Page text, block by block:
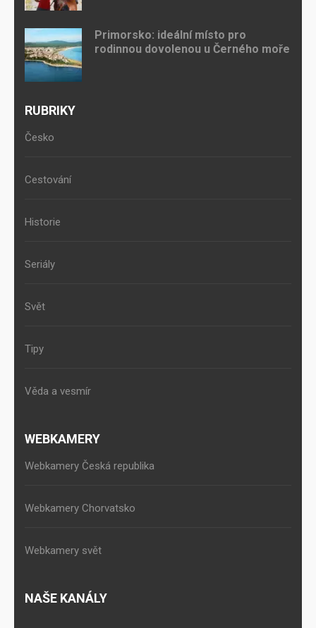
Primorsko: ideální místo pro
rodinnou dovolenou u Černého moře
RUBRIKY
Česko
Cestování
Historie
Seriály
Svět
Tipy
Věda a vesmír
WEBKAMERY
Webkamery Česká republika
Webkamery Chorvatsko
Webkamery svět
NAŠE KANÁLY